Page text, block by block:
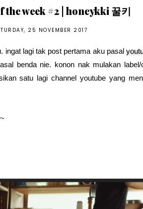
week #2 | honeykki 꿀키
25 NOVEMBER 2017
ingat lagi tak post pertama aku pasal
benda nie. konon nak mulakan label/
satu lagi channel youtube yang